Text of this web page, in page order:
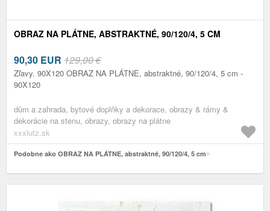
OBRAZ NA PLÁTNE, ABSTRAKTNÉ, 90/120/4, 5 CM
90,30 EUR 129,00 €
Zľavy. 90X120 OBRAZ NA PLÁTNE, abstraktné, 90/120/4, 5 cm -
90X120
dům a zahrada, bytové doplňky a dekorace, obrazy & rámy &
dekorácie na stenu, obrazy, obrazy na plátne
xxxlutz.sk
Podobne ako OBRAZ NA PLÁTNE, abstraktné, 90/120/4, 5 cm